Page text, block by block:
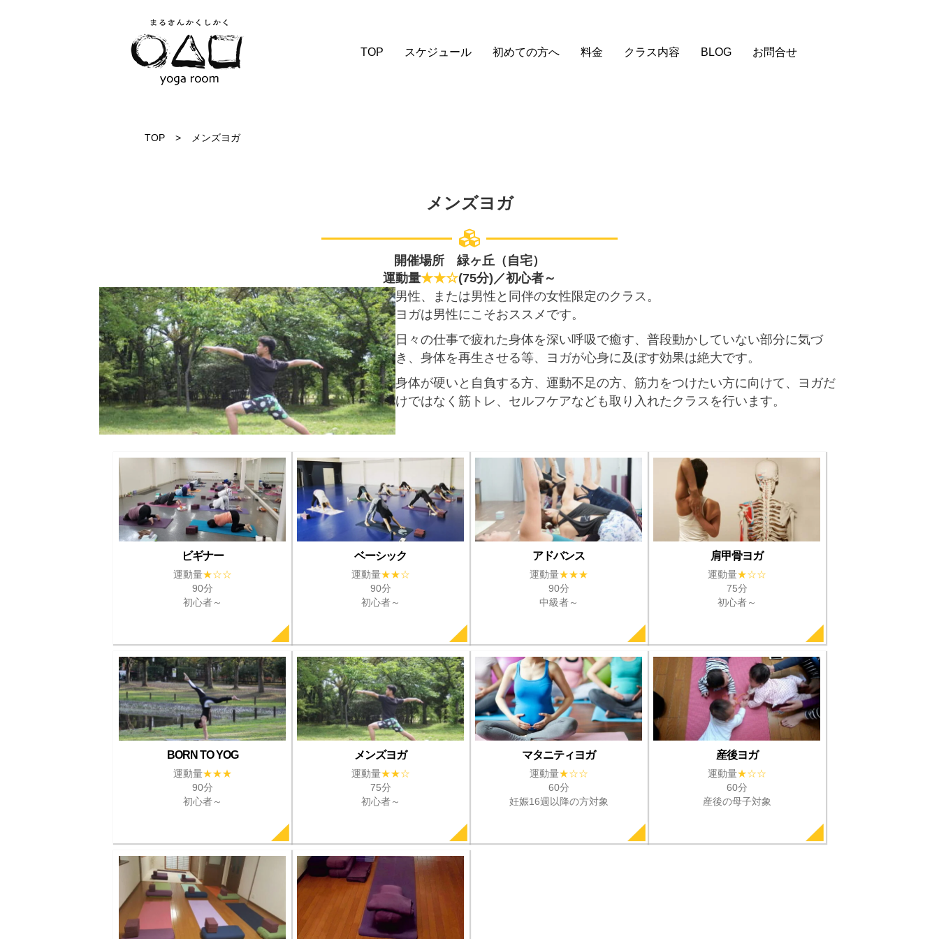
TOP スケジュール 初めての方へ 料金 クラス内容 BLOG お問合せ
TOP > メンズヨガ
メンズヨガ
開催場所 緑ヶ丘（自宅）
運動量★★☆(75分)／初心者～
男性、または男性と同伴の女性限定のクラス。
ヨガは男性にこそおススメです。
日々の仕事で疲れた身体を深い呼吸で癒す、普段動かしていない部分に気づ
き、身体を再生させる等、ヨガが心身に及ぼす効果は絶大です。
身体が硬いと自負する方、運動不足の方、筋力をつけたい方に向けて、ヨガだ
けではなく筋トレ、セルフケアなども取り入れたクラスを行います。
ビギナー
運動量★☆☆
90分
初心者～
ベーシック
運動量★★☆
90分
初心者～
アドバンス
運動量★★★
90分
中級者～
肩甲骨ヨガ
運動量★☆☆
75分
初心者～
BORN TO YOG
運動量★★★
90分
初心者～
メンズヨガ
運動量★★☆
75分
初心者～
マタニティヨガ
運動量★☆☆
60分
妊娠16週以降の方対象
産後ヨガ
運動量★☆☆
60分
産後の母子対象